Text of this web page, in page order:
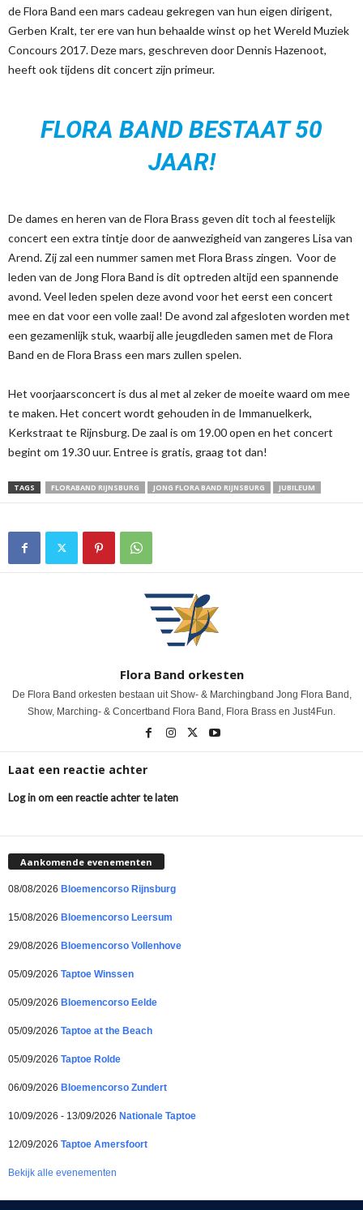
de Flora Band een mars cadeau gekregen van hun eigen dirigent,
Gerben Kralt, ter ere van hun behaalde winst op het Wereld Muziek
Concours 2017. Deze mars, geschreven door Dennis Hazenoot,
heeft ook tijdens dit concert zijn primeur.
FLORA BAND BESTAAT 50
JAAR!
De dames en heren van de Flora Brass geven dit toch al feestelijk
concert een extra tintje door de aanwezigheid van zangeres Lisa van
Arend. Zij zal een nummer samen met Flora Brass zingen. Voor de
leden van de Jong Flora Band is dit optreden altijd een spannende
avond. Veel leden spelen deze avond voor het eerst een concert
mee en dat voor een volle zaal! De avond zal afgesloten worden met
een gezamenlijk stuk, waarbij alle jeugdleden samen met de Flora
Band en de Flora Brass een mars zullen spelen.
Het voorjaarsconcert is dus al met al zeker de moeite waard om mee
te maken. Het concert wordt gehouden in de Immanuelkerk,
Kerkstraat te Rijnsburg. De zaal is om 19.00 open en het concert
begint om 19.30 uur. Entree is gratis, graag tot dan!
TAGS FLORABAND RIJNSBURG JONG FLORA BAND RIJNSBURG JUBILEUM
Flora Band orkesten
De Flora Band orkesten bestaan uit Show- & Marchingband Jong Flora Band,
Show, Marching- & Concertband Flora Band, Flora Brass en Just4Fun.
Laat een reactie achter
Log in om een reactie achter te laten
Aankomende evenementen
08/08/2026 Bloemencorso Rijnsburg
15/08/2026 Bloemencorso Leersum
29/08/2026 Bloemencorso Vollenhove
05/09/2026 Taptoe Winssen
05/09/2026 Bloemencorso Eelde
05/09/2026 Taptoe at the Beach
05/09/2026 Taptoe Rolde
06/09/2026 Bloemencorso Zundert
10/09/2026 - 13/09/2026 Nationale Taptoe
12/09/2026 Taptoe Amersfoort
Bekijk alle evenementen